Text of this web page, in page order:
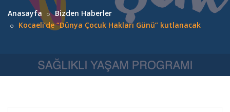
Anasayfa
Bizden Haberler
Kocaeli’de “Dünya Çocuk Hakları Günü” kutlanacak